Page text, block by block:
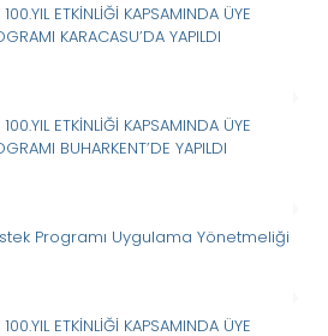
ETKİNLİĞİ KAPSAMINDA ÜYE
KARACASU’DA YAPILDI
ETKİNLİĞİ KAPSAMINDA ÜYE
BUHARKENT’DE YAPILDI
Programı Uygulama Yönetmeliği
ETKİNLİĞİ KAPSAMINDA ÜYE